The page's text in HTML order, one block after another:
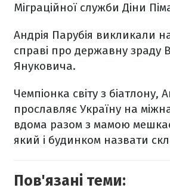
Міграційної служби Діни
Андрія Парубія викликали
справі про державну зраду
Януковича.
Чемпіонка світу з біатлону,
прославляє Україну на
вдома разом з мамою
який і будинком назвати
Пов'язані теми: